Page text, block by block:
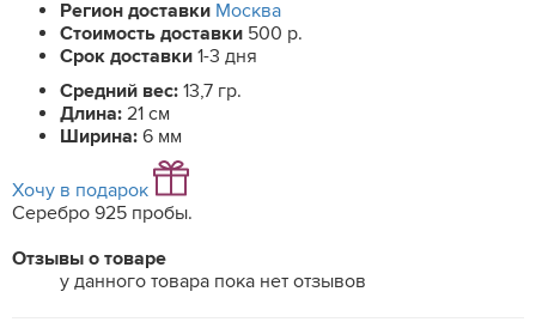
Регион доставки Москва
Стоимость доставки 500 р.
Срок доставки 1-3 дня
Средний вес: 13,7 гр.
Длина: 21 см
Ширина: 6 мм
Хочу в подарок
Серебро 925 пробы.
Отзывы о товаре
у данного товара пока нет отзывов